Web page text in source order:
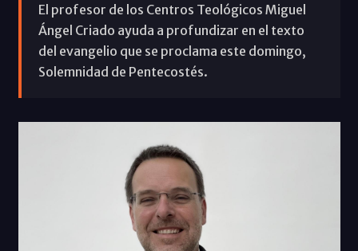
El profesor de los Centros Teológicos Miguel
Ángel Criado ayuda a profundizar en el texto
del evangelio que se proclama este domingo,
Solemnidad de Pentecostés.